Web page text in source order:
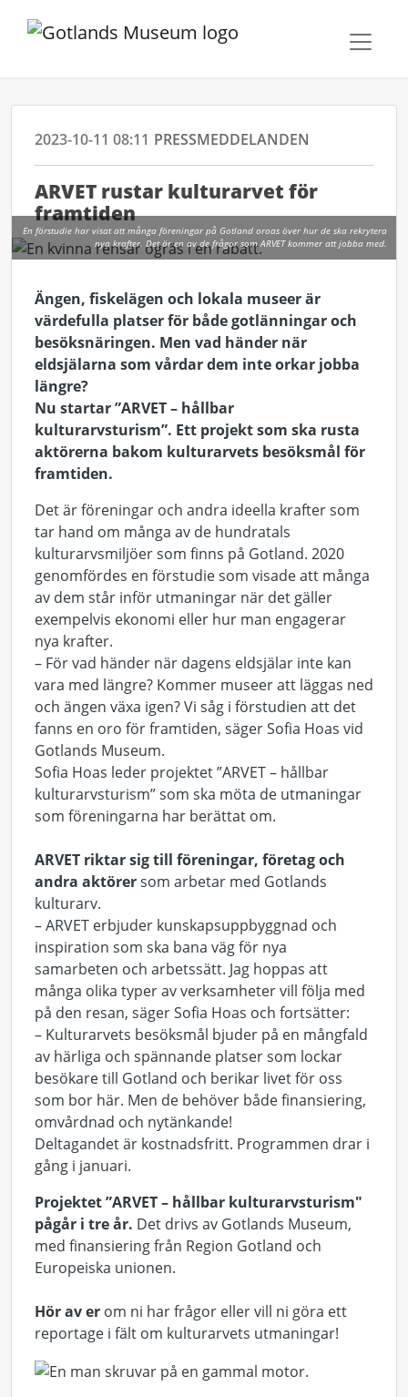
2023-10-11 08:11 PRESSMEDDELANDEN
ARVET rustar kulturarvet för
framtiden
En förstudie har visat att många föreningar på Gotland oroas över hur de ska rekrytera
nya krafter. Det är en av de frågor som ARVET kommer att jobba med.
Ängen, fiskelägen och lokala museer är
värdefulla platser för både gotlänningar och
besöksnäringen. Men vad händer när
eldsjälarna som vårdar dem inte orkar jobba
längre?
Nu startar ”ARVET – hållbar
kulturarvsturism”. Ett projekt som ska rusta
aktörerna bakom kulturarvets besöksmål för
framtiden.
Det är föreningar och andra ideella krafter som
tar hand om många av de hundratals
kulturarvsmiljöer som finns på Gotland. 2020
genomfördes en förstudie som visade att många
av dem står inför utmaningar när det gäller
exempelvis ekonomi eller hur man engagerar
nya krafter.
– För vad händer när dagens eldsjälar inte kan
vara med längre? Kommer museer att läggas ned
och ängen växa igen? Vi såg i förstudien att det
fanns en oro för framtiden, säger Sofia Hoas vid
Gotlands Museum.
Sofia Hoas leder projektet ”ARVET – hållbar
kulturarvsturism” som ska möta de utmaningar
som föreningarna har berättat om.
ARVET riktar sig till föreningar, företag och
andra aktörersom arbetar med Gotlands
kulturarv.
– ARVET erbjuder kunskapsuppbyggnad och
inspiration som ska bana väg för nya
samarbeten och arbetssätt. Jag hoppas att
många olika typer av verksamheter vill följa med
på den resan, säger Sofia Hoas och fortsätter:
– Kulturarvets besöksmål bjuder på en mångfald
av härliga och spännande platser som lockar
besökare till Gotland och berikar livet för oss
som bor här. Men de behöver både finansiering,
omvårdnad och nytänkande!
Deltagandet är kostnadsfritt. Programmen drar i
gång i januari.
Projektet ”ARVET – hållbar kulturarvsturism"
pågår i tre år. Det drivs av Gotlands Museum,
med finansiering från Region Gotland och
Europeiska unionen.
Hör av er om ni har frågor eller vill ni göra ett
reportage i fält om kulturarvets utmaningar!